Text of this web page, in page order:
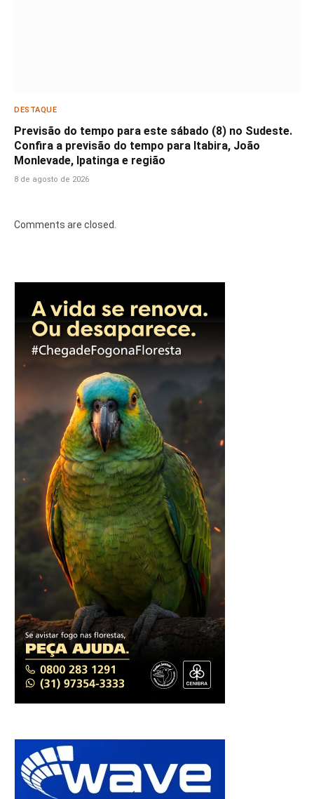
DESTAQUE
Previsão do tempo para este sábado (8) no Sudeste.
Confira a previsão do tempo para Itabira, João
Monlevade, Ipatinga e região
8 de agosto de 2026
Comments are closed.